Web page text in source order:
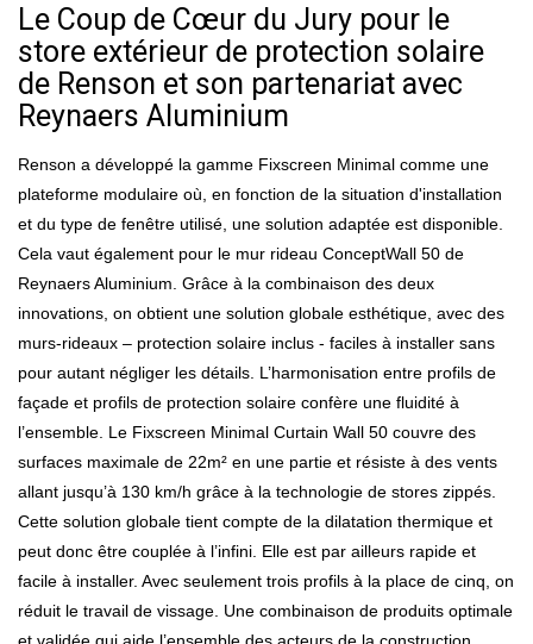
Le Coup de Cœur du Jury pour le
store extérieur de protection solaire
de Renson et son partenariat avec
Reynaers Aluminium
Renson a développé la gamme Fixscreen Minimal comme une
plateforme modulaire où, en fonction de la situation d'installation
et du type de fenêtre utilisé, une solution adaptée est disponible.
Cela vaut également pour le mur rideau ConceptWall 50 de
Reynaers Aluminium. Grâce à la combinaison des deux
innovations, on obtient une solution globale esthétique, avec des
murs-rideaux – protection solaire inclus - faciles à installer sans
pour autant négliger les détails. L’harmonisation entre profils de
façade et profils de protection solaire confère une fluidité à
l’ensemble. Le Fixscreen Minimal Curtain Wall 50 couvre des
surfaces maximale de 22m² en une partie et résiste à des vents
allant jusqu’à 130 km/h grâce à la technologie de stores zippés.
Cette solution globale tient compte de la dilatation thermique et
peut donc être couplée à l’infini. Elle est par ailleurs rapide et
facile à installer. Avec seulement trois profils à la place de cinq, on
réduit le travail de vissage. Une combinaison de produits optimale
et validée qui aide l’ensemble des acteurs de la construction.